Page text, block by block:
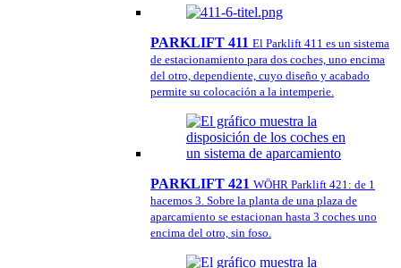
PARKLIFT 411 El Parklift 411 es un sistema
de estacionamiento para dos coches, uno encima
del otro, dependiente, cuyo diseño y acabado
permite su colocación a la intemperie.
PARKLIFT 421 WÖHR Parklift 421: de 1
hacemos 3. Sobre la planta de una plaza de
aparcamiento se estacionan hasta 3 coches uno
encima del otro, sin foso.